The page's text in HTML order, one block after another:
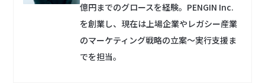
億円までのグロースを経験。PENGIN Inc.
を創業し、現在は上場企業やレガシー産業
のマーケティング戦略の立案〜実行支援ま
でを担当。